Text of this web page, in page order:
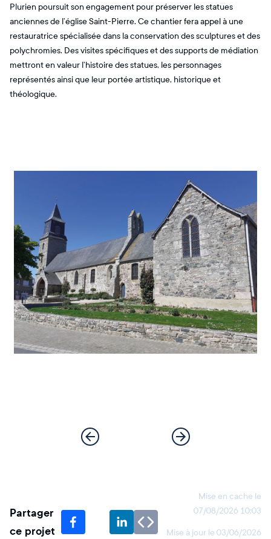
Plurien poursuit son engagement pour préserver les statues
anciennes de l’église Saint-Pierre. Ce chantier fera appel à une
restauratrice spécialisée dans la conservation des sculptures et des
polychromies. Des visites spécifiques et des supports de médiation
mettront en valeur l’histoire des statues, les personnages
représentés ainsi que leur portée artistique, historique et
théologique.
Partager
ce projet
Mise en cache le
07/08/2026 10:03
Mise à jour le 03/06/2026